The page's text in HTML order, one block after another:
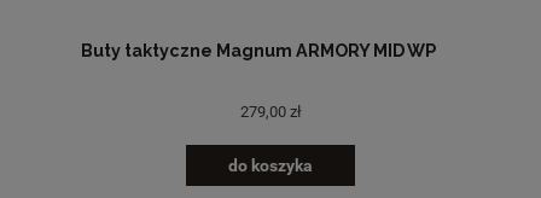
Buty taktyczne Magnum ARMORY MID WP
279,00 zł
do koszyka